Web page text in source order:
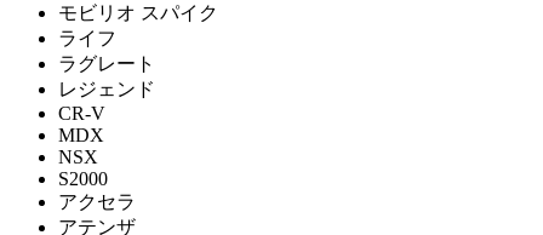
モビリオ スパイク
ライフ
ラグレート
レジェンド
CR-V
MDX
NSX
S2000
アクセラ
アテンザ